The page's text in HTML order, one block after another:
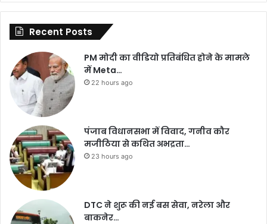
Recent Posts
PM मोदी का वीडियो प्रतिबंधित होने के मामले
में Meta…
22 hours ago
पंजाब विधानसभा में विवाद, गनीव कौर
मजीठिया से कथित अभद्रता…
23 hours ago
DTC ने शुरू की नई बस सेवा, नरेला और
बाकनेर…